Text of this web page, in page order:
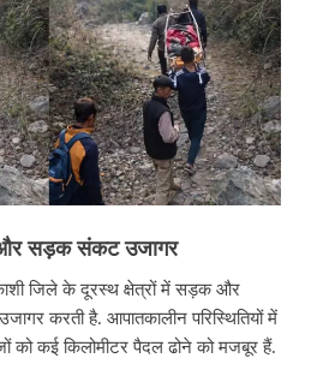
सड़क संकट उजागर
जिले के दूरस्थ क्षेत्रों में सड़क और
करती है. आपातकालीन परिस्थितियों में
को कई किलोमीटर पैदल ढोने को मजबूर हैं.